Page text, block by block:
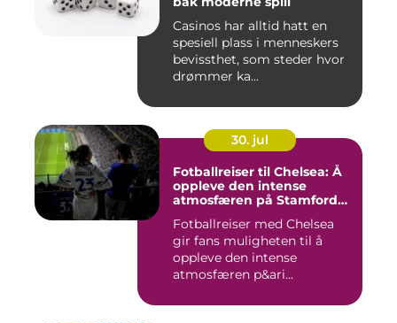
Casinos har alltid hatt en
spesiell plass i menneskers
bevissthet, som steder hvor
drømmer ka...
30. jul
Fotballreiser til Chelsea: Å
oppleve den intense
atmosfæren på Stamford
Fotballreiser med Chelsea
gir fans muligheten til å
oppleve den intense
atmosfæren p&ari...